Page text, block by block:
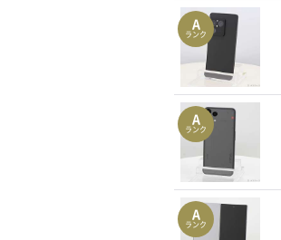
A
ランク
A
ランク
A
ランク